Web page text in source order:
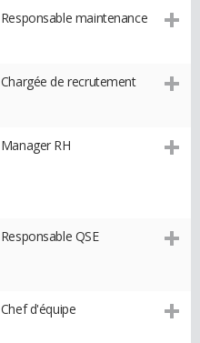
Responsable maintenance
Chargée de recrutement
Manager RH
Responsable QSE
Chef d'équipe